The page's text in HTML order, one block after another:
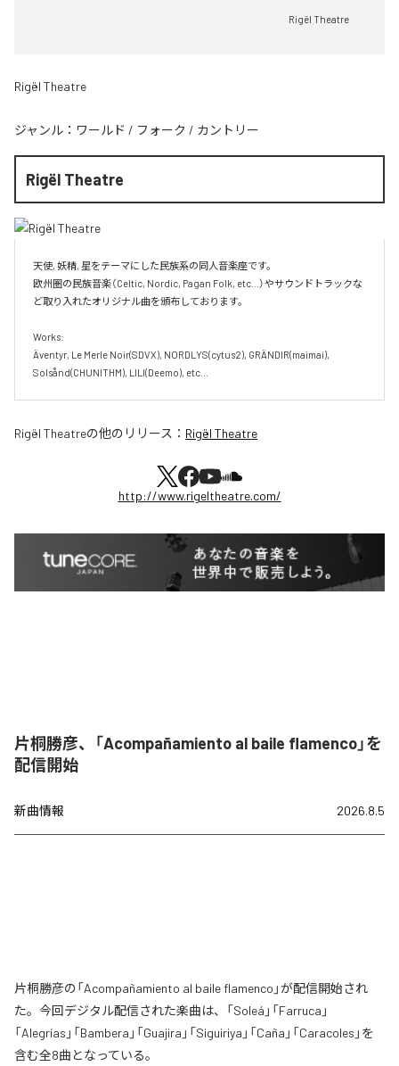
Rigël Theatre
Rigël Theatre
ジャンル： ワールド / フォーク / カントリー
Rigël Theatre
天使, 妖精, 星をテーマにした民族系の同人音楽座です。
欧州圏の民族音楽（Celtic, Nordic, Pagan Folk, etc...）やサウンドトラックな
ど取り入れたオリジナル曲を頒布しております。
Works:
Äventyr, Le Merle Noir(SDVX), NORDLYS(cytus2), GRÄNDIR(maimai),
Solsånd(CHUNITHM), LILI(Deemo), etc...
Rigël Theatreの他のリリース： Rigël Theatre
http://www.rigeltheatre.com/
片桐勝彦、「Acompañamiento al baile flamenco」を
配信開始
新曲情報 2026.8.5
片桐勝彦の「Acompañamiento al baile flamenco」が配信開始され
た。今回デジタル配信された楽曲は、「Soleá」「Farruca」
「Alegrías」「Bambera」「Guajira」「Siguiriya」「Caña」「Caracoles」を
含む全8曲となっている。